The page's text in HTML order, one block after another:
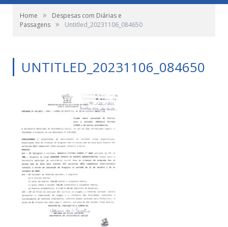
Home »
Despesas com Diárias e
Passagens » Untitled_20231106_084650
UNTITLED_20231106_084650